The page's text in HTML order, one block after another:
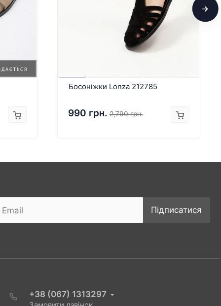
Босоніжки Lonza 212785
990 грн. 2,790 грн.
Підписатися
+38 (067) 1313297